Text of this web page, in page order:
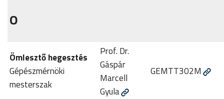
O
Ömlesztő hegesztés
Gépészmérnöki
mesterszak
Prof. Dr.
Gáspár
Marcell
Gyula
GEMTT302M